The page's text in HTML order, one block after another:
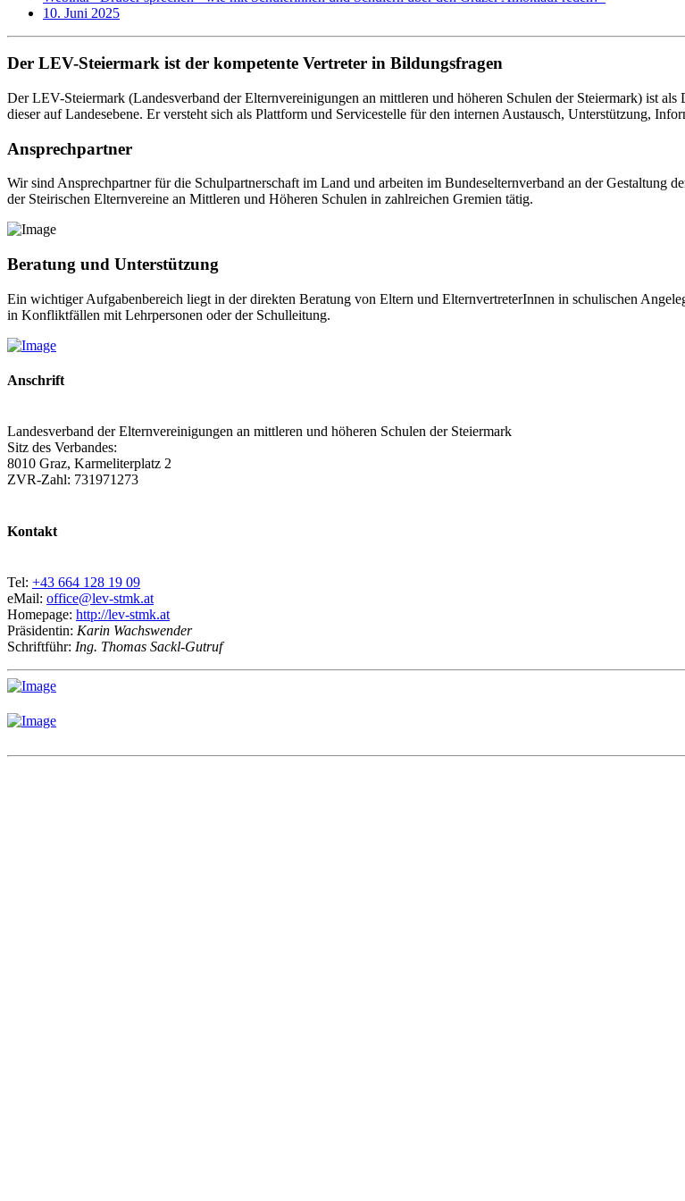
10. Juni 2025
Der LEV-Steiermark ist der kompetente Vertreter in Bildungsfragen
Der LEV-Steiermark (Landesverband der Elternvereinigungen an mittleren und höheren Schulen der Steiermark) ist
dieser auf Landesebene. Er versteht sich als Plattform und Servicestelle für den internen Austausch, Unterstützung,
Ansprechpartner
Wir sind Ansprechpartner für die Schulpartnerschaft im Land und arbeiten im Bundeselternverband an der Gestaltung
der Steirischen Elternvereine an Mittleren und Höheren Schulen in zahlreichen Gremien tätig.
Beratung und Unterstützung
Ein wichtiger Aufgabenbereich liegt in der direkten Beratung von Eltern und ElternvertreterInnen in schulischen
in Konfliktfällen mit Lehrpersonen oder der Schulleitung.
Anschrift
Landesverband der Elternvereinigungen an mittleren und höheren Schulen der Steiermark
Sitz des Verbandes:
8010 Graz, Karmeliterplatz 2
ZVR-Zahl: 731971273
Kontakt
Tel: +43 664 128 19 09
eMail: office@lev-stmk.at
Homepage: http://lev-stmk.at
Präsidentin: Karin Wachswender
Schriftführ: Ing. Thomas Sackl-Gutruf